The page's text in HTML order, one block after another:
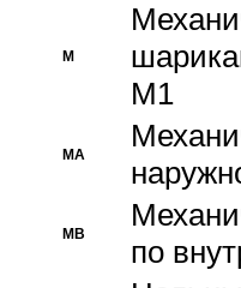
M
M1
MA
MB
по